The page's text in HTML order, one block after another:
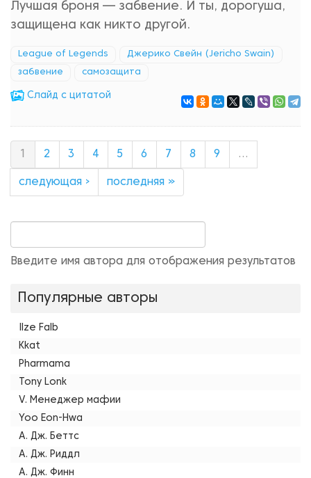
Лучшая броня — забвение. И ты, дорогуша,
защищена как никто другой.
League of Legends Джерико Свейн (Jericho Swain)
забвение самозащита
Cлайд с цитатой
2 3 4 5 6 7 8 9 …
следующая › последняя »
Введите имя автора для отображения результатов
Популярные авторы
Ilze Falb
Kkat
Pharmama
Tony Lonk
V. Менеджер мафии
Yoo Eon-Hwa
А. Дж. Беттс
А. Дж. Риддл
А. Дж. Финн